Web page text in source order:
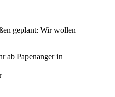
geplant: Wir wollen
ab Papenanger in